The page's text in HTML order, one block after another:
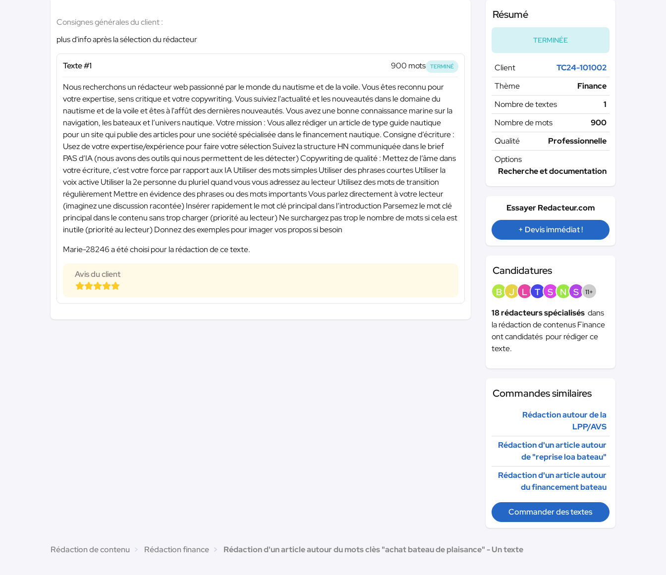
Consignes générales du client :
plus d'info après la sélection du rédacteur
Texte #1 900 mots TERMINÉ
Nous recherchons un rédacteur web passionné par le monde du nautisme et de la voile. Vous êtes reconnu pour
votre expertise, sens critique et votre copywriting. Vous suiviez l'actualité et les nouveautés dans le domaine du
nautisme et de la voile et êtes à l'affût des dernières nouveautés. Vous avez une bonne connaissance marine sur la
navigation, les bateaux et l’univers nautique. Votre mission : Vous allez rédiger un article de type guide nautique
pour un site qui publie des articles pour une société spécialisée dans le financement nautique. Consigne d’écriture :
Usez de votre expertise/expérience pour faire votre sélection Suivez la structure HN communiquée dans le brief
PAS d’IA (nous avons des outils qui nous permettent de les détecter) Copywriting de qualité : Mettez de l’âme dans
votre écriture, c’est votre force par rapport aux IA Utiliser des mots simples Utiliser des phrases courtes Utiliser la
voix active Utiliser la 2e personne du pluriel quand vous vous adressez au lecteur Utilisez des mots de transition
régulièrement Mettre en évidence des phrases ou des mots importants Vous parlez directement à votre lecteur
(imaginez une discussion racontée) Insérer rapidement le mot clé principal dans l’introduction Parsemez le mot clé
principal dans le contenu sans trop charger (priorité au lecteur) Ne surchargez pas trop le nombre de mots si cela est
inutile (priorité au lecteur) Donnez des exemples pour imager vos propos si besoin
Marie-28246 a été choisi pour la rédaction de ce texte.
Avis du client
Résumé
TERMINÉE
Client
TC24-101002
Thème
Finance
Nombre de textes
1
Nombre de mots
900
Qualité
Professionnelle
Options
Recherche et documentation
Essayer Redacteur.com
+ Devis immédiat !
Candidatures
B J L T S N S 11+
18 rédacteurs spécialisés dans
la rédaction de contenus Finance
ont candidatés pour rédiger ce
texte.
Commandes similaires
Rédaction autour de la
LPP/AVS
Rédaction d'un article autour
de "reprise loa bateau"
Rédaction d'un article autour
du financement bateau
Commander des textes
Rédaction de contenu Rédaction finance Rédaction d'un article autour du mots clès "achat bateau de plaisance" - Un texte